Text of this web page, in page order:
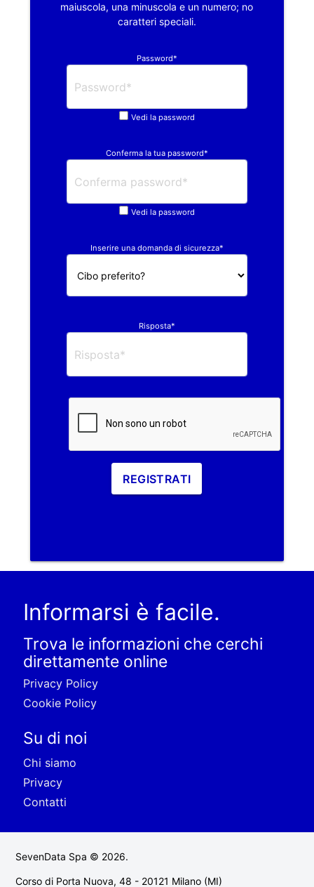
maiuscola, una minuscola e un numero; no
caratteri speciali.
Password*
Vedi la password
Conferma la tua password*
Vedi la password
Inserire una domanda di sicurezza*
Risposta*
REGISTRATI
Informarsi è facile.
Trova le informazioni che cerchi
direttamente online
Privacy Policy
Cookie Policy
Su di noi
Chi siamo
Privacy
Contatti
SevenData Spa © 2026.
Corso di Porta Nuova, 48 - 20121 Milano (MI)